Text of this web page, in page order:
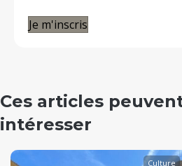
Je m'inscris
Ces articles
intéresser
Culture